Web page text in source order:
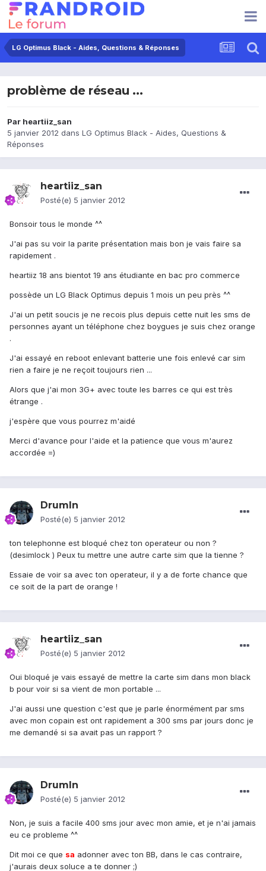
LG Optimus Black - Aides, Questions & Réponses
problème de réseau ...
Par heartiiz_san
5 janvier 2012 dans LG Optimus Black - Aides, Questions &
Réponses
heartiiz_san
Posté(e) 5 janvier 2012
Bonsoir tous le monde ^^
J'ai pas su voir la parite présentation mais bon je vais faire sa
rapidement .
heartiiz 18 ans bientot 19 ans étudiante en bac pro commerce
possède un LG Black Optimus depuis 1 mois un peu près ^^
J'ai un petit soucis je ne recois plus depuis cette nuit les sms de
personnes ayant un téléphone chez boygues je suis chez orange
.
J'ai essayé en reboot enlevant batterie une fois enlevé car sim
rien a faire je ne reçoit toujours rien ...
Alors que j'ai mon 3G+ avec toute les barres ce qui est très
étrange .
j'espère que vous pourrez m'aidé
Merci d'avance pour l'aide et la patience que vous m'aurez
accordée =)
DrumIn
Posté(e) 5 janvier 2012
ton telephonne est bloqué chez ton operateur ou non ?
(desimlock ) Peux tu mettre une autre carte sim que la tienne ?
Essaie de voir sa avec ton operateur, il y a de forte chance que
ce soit de la part de orange !
heartiiz_san
Posté(e) 5 janvier 2012
Oui bloqué je vais essayé de mettre la carte sim dans mon black
b pour voir si sa vient de mon portable ...
J'ai aussi une question c'est que je parle énormément par sms
avec mon copain est ont rapidement a 300 sms par jours donc je
me demandé si sa avait pas un rapport ?
DrumIn
Posté(e) 5 janvier 2012
Non, je suis a facile 400 sms jour avec mon amie, et je n'ai jamais
eu ce probleme ^^
Dit moi ce que sa adonner avec ton BB, dans le cas contraire,
j'aurais deux soluce a te donner ;)